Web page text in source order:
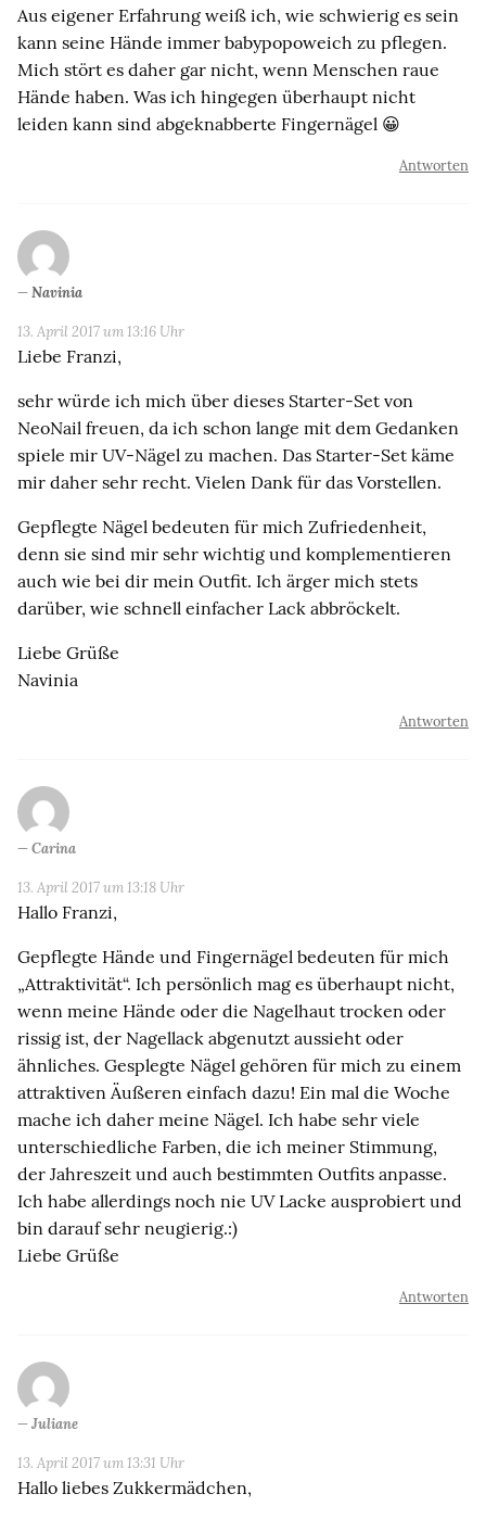
Aus eigener Erfahrung weiß ich, wie schwierig es sein
kann seine Hände immer babypopoweich zu pflegen.
Mich stört es daher gar nicht, wenn Menschen raue
Hände haben. Was ich hingegen überhaupt nicht
leiden kann sind abgeknabberte Fingernägel 😀
Antworten
Navinia
13. April 2017 um 13:16 Uhr
Liebe Franzi,
sehr würde ich mich über dieses Starter-Set von
NeoNail freuen, da ich schon lange mit dem Gedanken
spiele mir UV-Nägel zu machen. Das Starter-Set käme
mir daher sehr recht. Vielen Dank für das Vorstellen.
Gepflegte Nägel bedeuten für mich Zufriedenheit,
denn sie sind mir sehr wichtig und komplementieren
auch wie bei dir mein Outfit. Ich ärger mich stets
darüber, wie schnell einfacher Lack abbröckelt.
Liebe Grüße
Navinia
Antworten
Carina
13. April 2017 um 13:18 Uhr
Hallo Franzi,
Gepflegte Hände und Fingernägel bedeuten für mich
„Attraktivität“. Ich persönlich mag es überhaupt nicht,
wenn meine Hände oder die Nagelhaut trocken oder
rissig ist, der Nagellack abgenutzt aussieht oder
ähnliches. Gesplegte Nägel gehören für mich zu einem
attraktiven Äußeren einfach dazu! Ein mal die Woche
mache ich daher meine Nägel. Ich habe sehr viele
unterschiedliche Farben, die ich meiner Stimmung,
der Jahreszeit und auch bestimmten Outfits anpasse.
Ich habe allerdings noch nie UV Lacke ausprobiert und
bin darauf sehr neugierig.:)
Liebe Grüße
Antworten
Juliane
13. April 2017 um 13:31 Uhr
Hallo liebes Zukkermädchen,